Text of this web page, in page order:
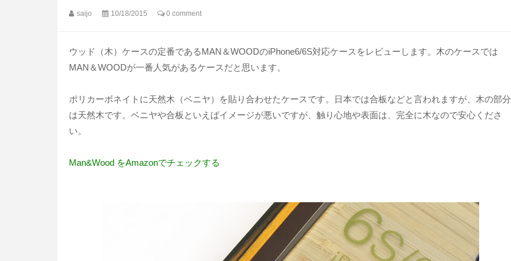
saijo 10/18/2015 0 comment
ウッド（木）ケースの定番であるMAN＆WOODのiPhone6/6S対応ケースをレビューします。木のケースでは
MAN＆WOODが一番人気があるケースだと思います。
ポリカーボネイトに天然木（ベニヤ）を貼り合わせたケースです。日本では合板などと言われますが、木の部分
は天然木です。ベニヤや合板といえばイメージが悪いですが、触り心地や表面は、完全に木なので安心くださ
い。
Man&Wood をAmazonでチェックする